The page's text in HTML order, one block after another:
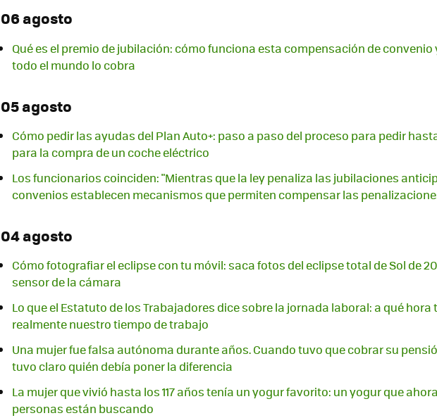
06 agosto
Qué es el premio de jubilación: cómo funciona esta compensación de convenio
todo el mundo lo cobra
05 agosto
Cómo pedir las ayudas del Plan Auto+: paso a paso del proceso para pedir
para la compra de un coche eléctrico
Los funcionarios coinciden: "Mientras que la ley penaliza las jubilaciones
convenios establecen mecanismos que permiten compensar las
04 agosto
Cómo fotografiar el eclipse con tu móvil: saca fotos del eclipse total de Sol de
sensor de la cámara
Lo que el Estatuto de los Trabajadores dice sobre la jornada laboral: a qué hora
realmente nuestro tiempo de trabajo
Una mujer fue falsa autónoma durante años. Cuando tuvo que cobrar su
tuvo claro quién debía poner la diferencia
La mujer que vivió hasta los 117 años tenía un yogur favorito: un yogur que
personas están buscando